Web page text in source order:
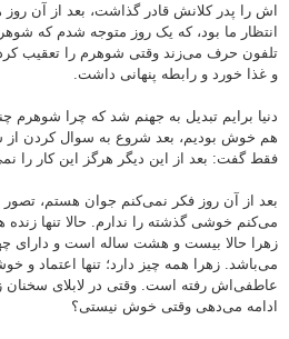
اش را پدر کلانش قادر گذاشت، بعد از آن روز
انتظار ما بود، که یک روز متوجه شدم که
تلفون حرف می‌زند وقتی شوهرم را تعقیب
و غذا خورد و رابطه پنهانی داشت.
دنیا برایم تبدیل به جهنم شد که چرا شوهرم
هم خوش بودیم، بعد شروع به سوال کردن از
فقط گفت: بعد از این دیگر هرگز این کار را
بعد از آن روز فکر نمی‌کنم جوان هستم، تصور
می‌کنم خوشی گذشته را ندارم. حالا تنها زنده
زهرا حالا بیست و هشت ساله است و دارای
می‌باشد. زهرا همه چیز دارد؛ تنها اعتماد و
عاطفی‌اش رفته است. وقتی در لابلای سخنان
ادامه می‌دهی وقتی خوش نیستی؟